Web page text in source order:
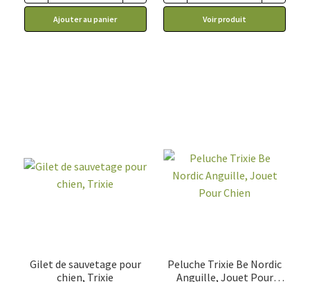
à
Ajouter au panier Voir produit
Gilet de sauvetage pour
chien, Trixie
Peluche Trixie Be Nordic
Anguille, Jouet Pour